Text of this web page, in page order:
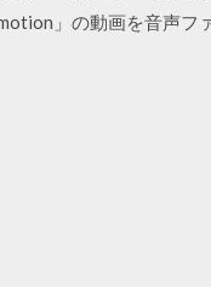
」の動画を音声フ